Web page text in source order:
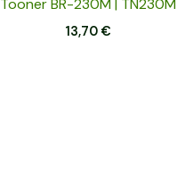
Tooner BR-230M | TN230M
13,70€